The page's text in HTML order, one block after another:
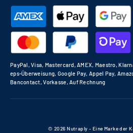
PayPal, Visa, Mastercard, AMEX, Maestro,
eps-Überweisung, Google Pay, Appel Pay,
Bancontact, Vorkasse, Auf Rechnung
© 2026 Nutraply - Eine Marke der